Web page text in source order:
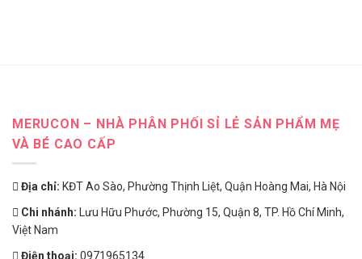
MERUCON – NHÀ PHÂN PHỐI SỈ LẺ SẢN PHẨM MẸ
VÀ BÉ CAO CẤP
Địa chỉ: KĐT Ao Sào, Phường Thịnh Liệt, Quận Hoàng Mai, Hà Nội
Chi nhánh: Lưu Hữu Phước, Phường 15, Quận 8, TP. Hồ Chí Minh,
Việt Nam
Điện thoại: 0971965134